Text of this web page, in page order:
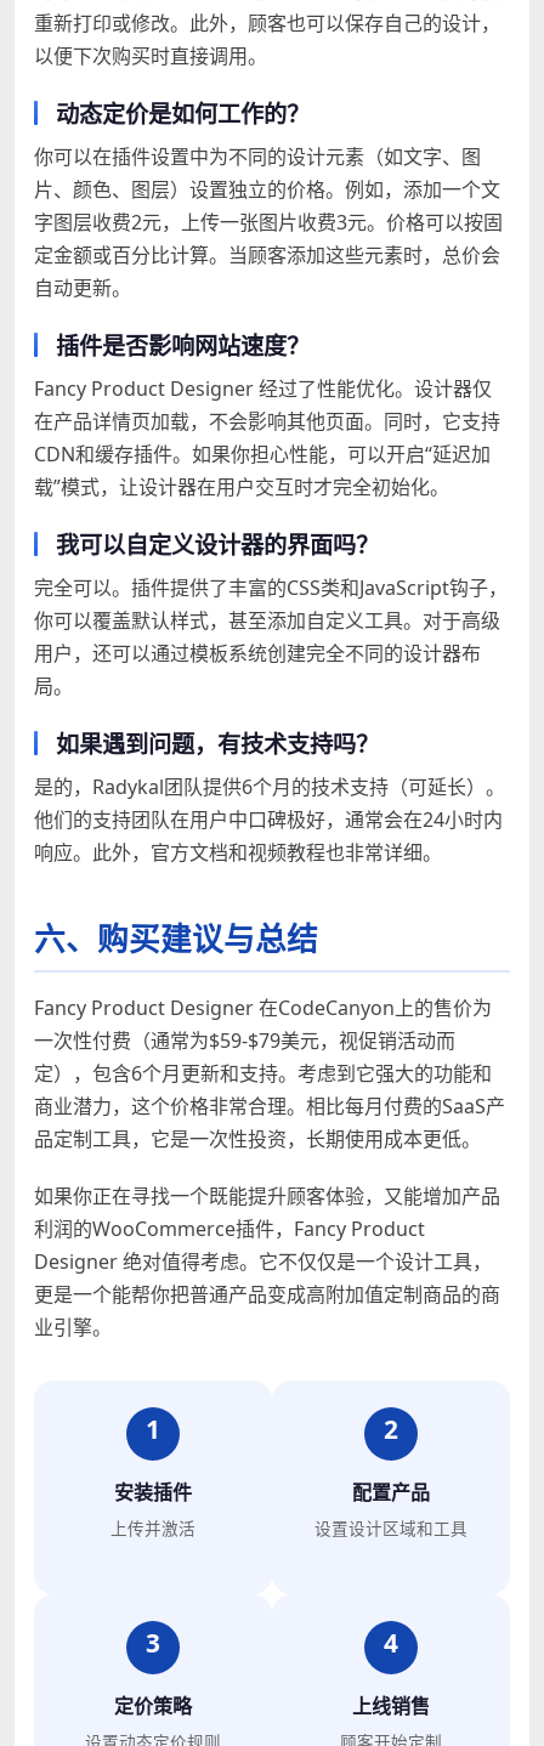
重新打印或修改。此外，顾客也可以保存自己的设计，
以便下次购买时直接调用。
动态定价是如何工作的？
你可以在插件设置中为不同的设计元素（如文字、图
片、颜色、图层）设置独立的价格。例如，添加一个文
字图层收费2元，上传一张图片收费3元。价格可以按固
定金额或百分比计算。当顾客添加这些元素时，总价会
自动更新。
插件是否影响网站速度？
Fancy Product Designer 经过了性能优化。设计器仅
在产品详情页加载，不会影响其他页面。同时，它支持
CDN和缓存插件。如果你担心性能，可以开启“延迟加
载”模式，让设计器在用户交互时才完全初始化。
我可以自定义设计器的界面吗？
完全可以。插件提供了丰富的CSS类和JavaScript钩子，
你可以覆盖默认样式，甚至添加自定义工具。对于高级
用户，还可以通过模板系统创建完全不同的设计器布
局。
如果遇到问题，有技术支持吗？
是的，Radykal团队提供6个月的技术支持（可延长）。
他们的支持团队在用户中口碑极好，通常会在24小时内
响应。此外，官方文档和视频教程也非常详细。
六、购买建议与总结
Fancy Product Designer 在CodeCanyon上的售价为
一次性付费（通常为$59-$79美元，视促销活动而
定），包含6个月更新和支持。考虑到它强大的功能和
商业潜力，这个价格非常合理。相比每月付费的SaaS产
品定制工具，它是一次性投资，长期使用成本更低。
如果你正在寻找一个既能提升顾客体验，又能增加产品
利润的WooCommerce插件，Fancy Product
Designer 绝对值得考虑。它不仅仅是一个设计工具，
更是一个能帮你把普通产品变成高附加值定制商品的商
业引擎。
1
安装插件
上传并激活
2
配置产品
设置设计区域和工具
3
定价策略
4
上线销售